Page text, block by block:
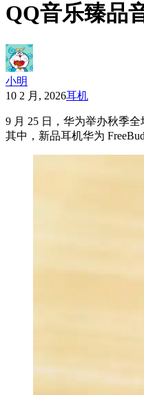
QQ音乐臻品
小明
10 2 月, 2026耳机
9 月 25 日，华为举办秋季
其中，新品耳机华为